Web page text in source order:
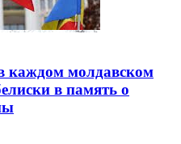
каждом молдавском
в память о